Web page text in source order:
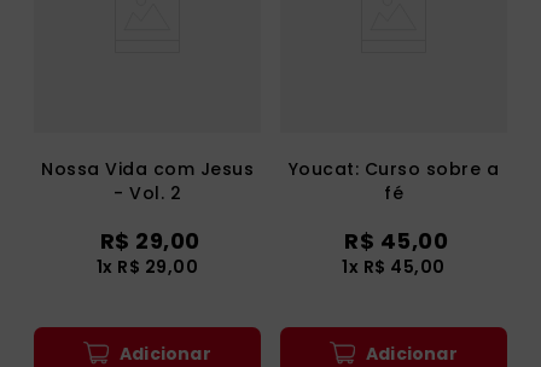
Nossa Vida com Jesus
- Vol. 2
R$ 29,00
1x R$ 29,00
Adicionar
Youcat: Curso sobre a
fé
R$ 45,00
1x R$ 45,00
Adicionar